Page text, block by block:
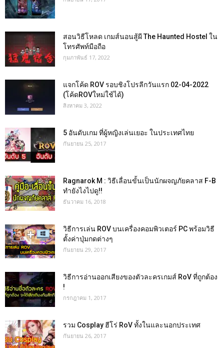
สอนวิธีโหลด เกมส์นอนสู้ผี The Haunted Hostel ใน
โทรศัพท์มือถือ
กุมภาพันธ์ 17, 2022
แจกโค้ด ROV รอบชิงโปรลีกวันแรก 02-04-2022
(โค้ดROVใหม่ใช้ได้)
สิงหาคม 3, 2022
5 อันดับเกม ที่ผู้หญิงเล่นเยอะ ในประเทศไทย
กันยายน 25, 2017
Ragnarok M : วิธีเลื่อนขั้นเป็นนักผจญภัยคลาส F-B
ทำยังไงไปดู!!
ธันวาคม 16, 2018
วิธีการเล่น ROV บนเครื่องคอมพิวเตอร์ PC พร้อมวิธี
ตั้งค่าปุ่มกดต่างๆ
กันยายน 29, 2017
วิธีการอ่านออกเสียงของตัวละครเกมส์ RoV ที่ถูกต้อง
!
กรกฎาคม 1, 2017
รวม Cosplay ฮีโร่ RoV ทั้งในและนอกประเทศ
กันยายน 26, 2017